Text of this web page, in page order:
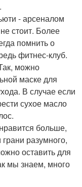
- арсеналом
стоит. Более
помнить о
фитнес-клуб.
можно
маске для
В случае если
сухое масло
больше,
разумного,
оставить для
мы знаем, много